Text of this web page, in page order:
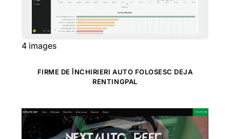
4 images
FIRME DE ÎNCHIRIERI AUTO FOLOSESC DEJA
RENTINGPAL